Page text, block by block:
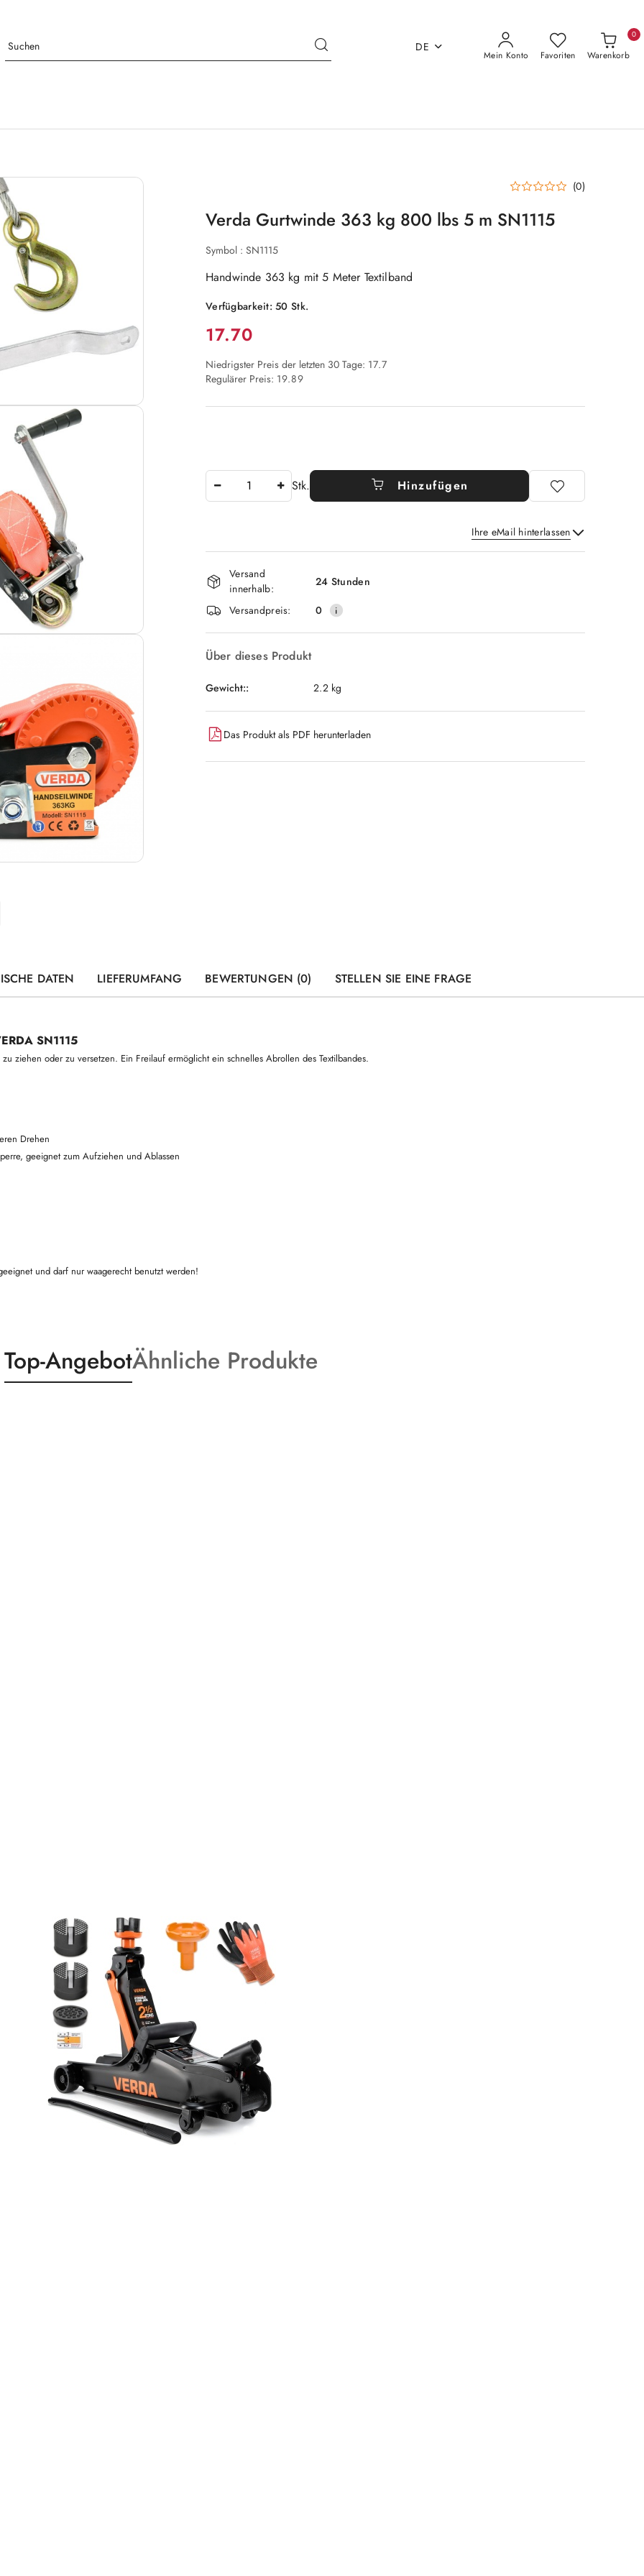
DE
Mein Konto Favoriten Warenkorb
0
(0)
Verda Gurtwinde 363 kg 800 lbs 5 m SN1115
Symbol : SN1115
Handwinde 363 kg mit 5 Meter Textilband
Verfügbarkeit:50Stk.
Preis:
17.70
Niedrigster Preis der letzten 30 Tage: 17.7
Regulärer Preis: 19.89
Stk. Hinzufügen
Ihre eMail hinterlassen
Senden
Verfügbarkeit
und
lieferung
Versand
innerhalb:
24 Stunden
Versandpreis:
0
Über dieses Produkt
Gewicht:: 2.2 kg
Das Produkt als PDF herunterladen
DATEN LIEFERUMFANG BEWERTUNGEN (0) STELLEN SIE EINE FRAGE
SN1115
ziehen oder zu versetzen. Ein Freilauf ermöglicht ein schnelles Abrollen des Textilbandes.
Drehen
geeignet zum Aufziehen und Ablassen
und darf nur waagerecht benutzt werden!
Statusprodukte:
Top-AngebotStatusprodukte:
Ähnliche Produkte